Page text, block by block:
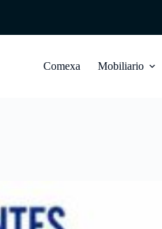
Comexa Mobiliario